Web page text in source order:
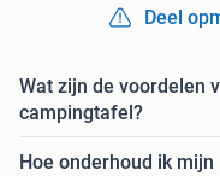
Deel
Wat zijn de voordelen
campingtafel?
Hoe onderhoud ik